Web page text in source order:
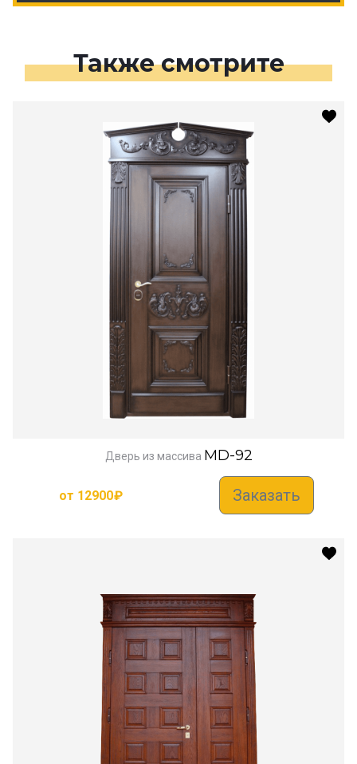
Также смотрите
Дверь из массива MD-92
от 12900₽ Заказать